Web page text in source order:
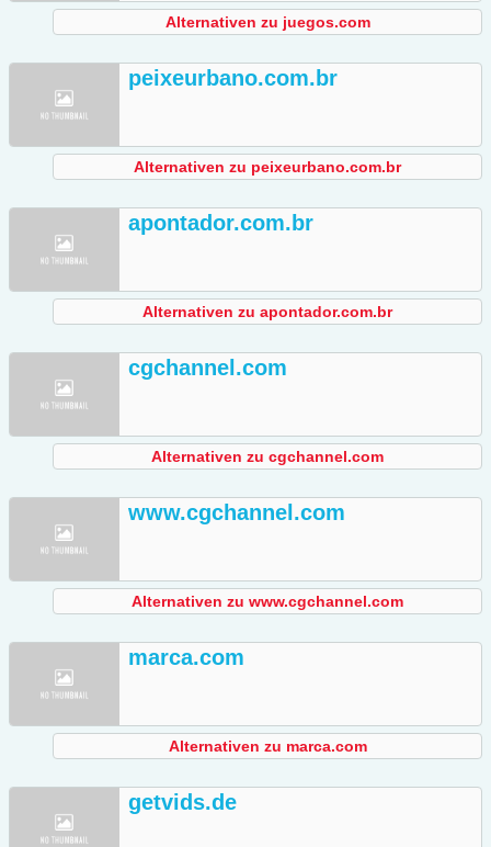
Alternativen zu juegos.com
peixeurbano.com.br
Alternativen zu peixeurbano.com.br
apontador.com.br
Alternativen zu apontador.com.br
cgchannel.com
Alternativen zu cgchannel.com
www.cgchannel.com
Alternativen zu www.cgchannel.com
marca.com
Alternativen zu marca.com
getvids.de